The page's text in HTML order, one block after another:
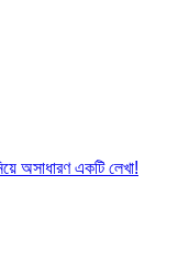
একটি লেখা!